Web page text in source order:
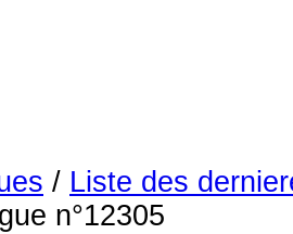
/ Liste des
n°12305